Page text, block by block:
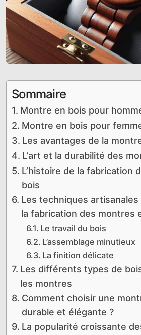
Sommaire
Montre en bois pour
Montre en bois pour
Les avantages de la
L’art et la durabilité des
L’histoire de la fabrication
bois
Les techniques
la fabrication des montres
Le travail du bois
L’assemblage minutieux
La finition délicate
Les différents types de
les montres
Comment choisir une
durable et élégante ?
La popularité croissante